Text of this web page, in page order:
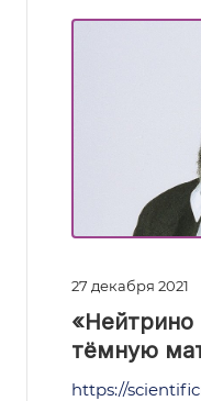
27 декабря 2021
«Нейтрино
тёмную
https://